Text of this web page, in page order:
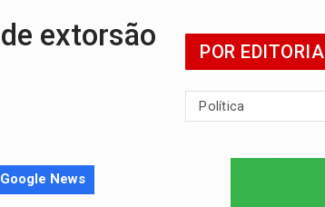
amazônico a estudantes na escola
Esperança
de Joinville
extorsão
News
POR EDITORIA